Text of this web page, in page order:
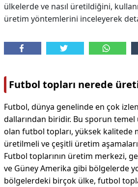
ülkelerde ve nasıl üretildiğini,
üretim yöntemlerini inceleyerek
Futbol topları nerede
Futbol, dünya genelinde en çok
dallarından biridir. Bu sporun
olan futbol topları, yüksek kalitede
üretilmeli ve çeşitli üretim
Futbol toplarının üretim merkezi,
ve Güney Amerika gibi bölgelerde
bölgelerdeki birçok ülke, futbol